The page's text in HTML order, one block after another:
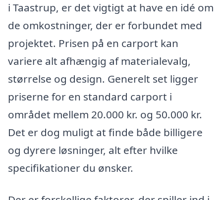
i Taastrup, er det vigtigt at have en idé om
de omkostninger, der er forbundet med
projektet. Prisen på en carport kan
variere alt afhængig af materialevalg,
størrelse og design. Generelt set ligger
priserne for en standard carport i
området mellem 20.000 kr. og 50.000 kr.
Det er dog muligt at finde både billigere
og dyrere løsninger, alt efter hvilke
specifikationer du ønsker.